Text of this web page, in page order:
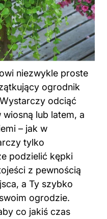
niezwykle proste
ogrodnik
odciąć
lub latem, a
– jak w
tylko
podzielić kępki
z pewnością
a Ty szybko
ogrodzie.
co jakiś czas